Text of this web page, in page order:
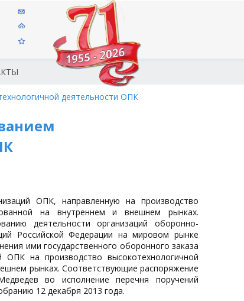
деятельности ОПК
ОПК, направленную на производство
на внутреннем и внешнем рынках.
деятельности организаций оборонно-
Российской Федерации на мировом рынке
ими государственного оборонного заказа
на производство высокотехнологичной
рынках. Соответствующие распоряжение
во исполнение перечня поручений
12 декабря 2013 года.